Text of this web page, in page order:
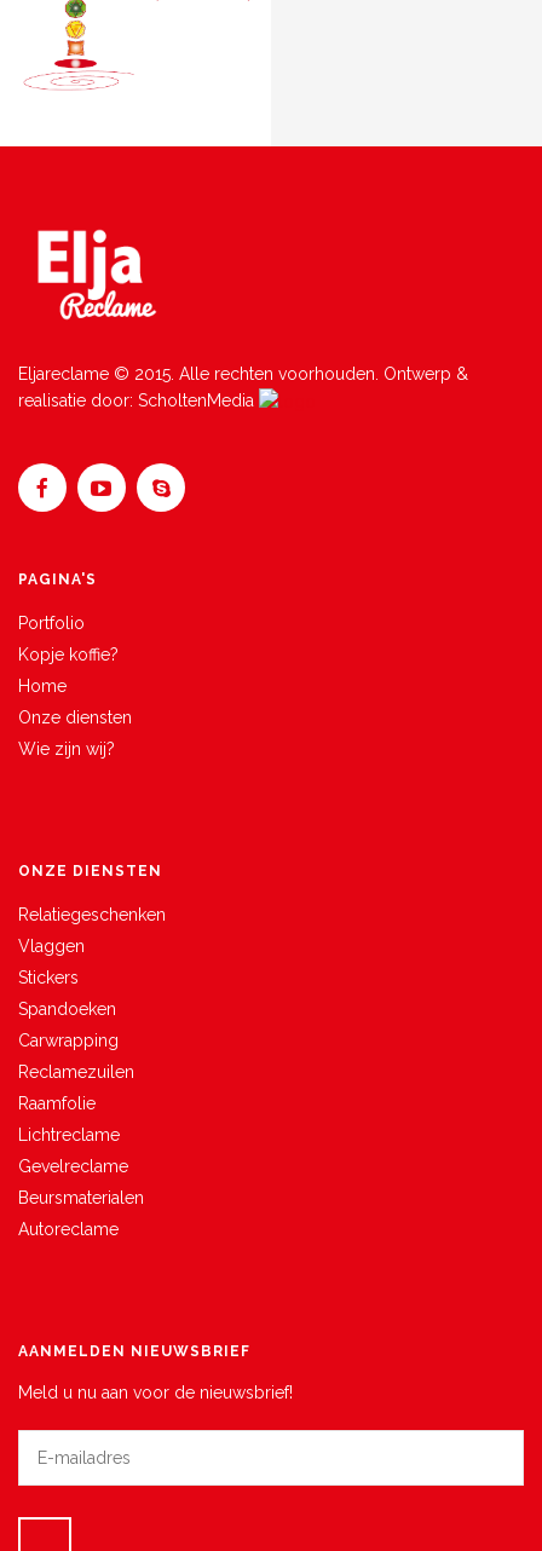
Eljareclame © 2015. Alle rechten voorhouden. Ontwerp &
realisatie door: ScholtenMedia
PAGINA'S
Portfolio
Kopje koffie?
Home
Onze diensten
Wie zijn wij?
ONZE DIENSTEN
Relatiegeschenken
Vlaggen
Stickers
Spandoeken
Carwrapping
Reclamezuilen
Raamfolie
Lichtreclame
Gevelreclame
Beursmaterialen
Autoreclame
AANMELDEN NIEUWSBRIEF
Meld u nu aan voor de nieuwsbrief!